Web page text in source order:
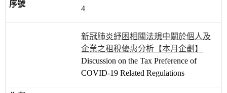
4
新冠肺炎紓困相關法規中關於個人及
企業之租稅優惠分析【本月企劃】
Discussion on the Tax Preference of
COVID-19 Related Regulations